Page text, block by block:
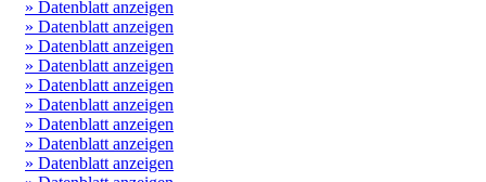
» Datenblatt anzeigen
» Datenblatt anzeigen
» Datenblatt anzeigen
» Datenblatt anzeigen
» Datenblatt anzeigen
» Datenblatt anzeigen
» Datenblatt anzeigen
» Datenblatt anzeigen
» Datenblatt anzeigen